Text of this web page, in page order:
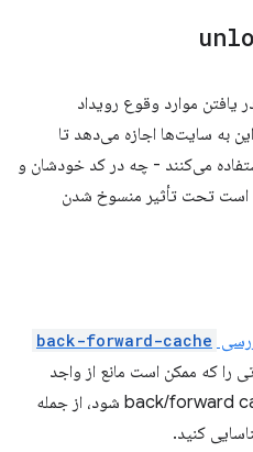
یافتن موارد وقوع رویداد
به سایت‌ها اجازه می‌دهد تا
می‌کنند - چه در کد خودشان و
است تحت تأثیر منسوخ شدن
back-forward-cache
را که ممکن است مانع از واجد
شرایط بودن صفحه شما برای back/forward cache شود، از جمله